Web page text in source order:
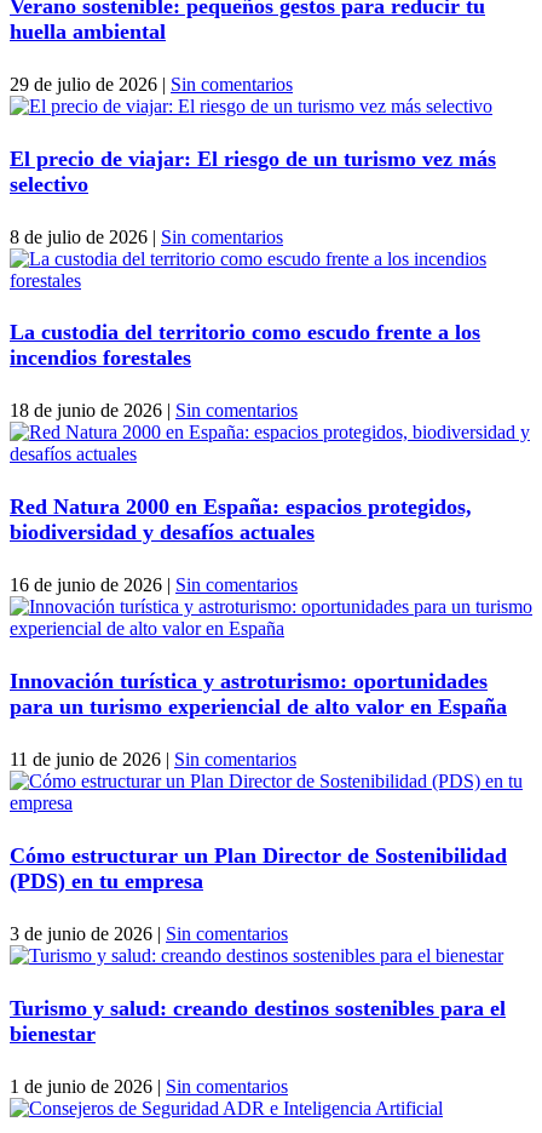
Verano sostenible: pequeños gestos para reducir tu
huella ambiental
29 de julio de 2026 | Sin comentarios
El precio de viajar: El riesgo de un turismo vez más
selectivo
8 de julio de 2026 | Sin comentarios
La custodia del territorio como escudo frente a los
incendios forestales
18 de junio de 2026 | Sin comentarios
Red Natura 2000 en España: espacios protegidos,
biodiversidad y desafíos actuales
16 de junio de 2026 | Sin comentarios
Innovación turística y astroturismo: oportunidades
para un turismo experiencial de alto valor en España
11 de junio de 2026 | Sin comentarios
Cómo estructurar un Plan Director de Sostenibilidad
(PDS) en tu empresa
3 de junio de 2026 | Sin comentarios
Turismo y salud: creando destinos sostenibles para el
bienestar
1 de junio de 2026 | Sin comentarios